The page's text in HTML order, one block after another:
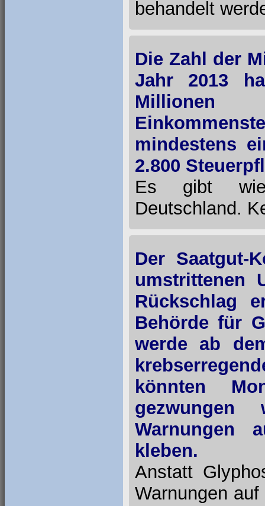
behandelt
Die Zahl der
Jahr 2013
mindestens
2.800
Es gibt
Deutschland.
Der Saatgut-
umstrittenen
Rückschlag
Behörde für
werde ab
könnten
Warnungen
kleben.
Anstatt
Warnungen